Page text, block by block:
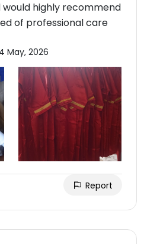
highly recommend
of professional care
May, 2026
Report